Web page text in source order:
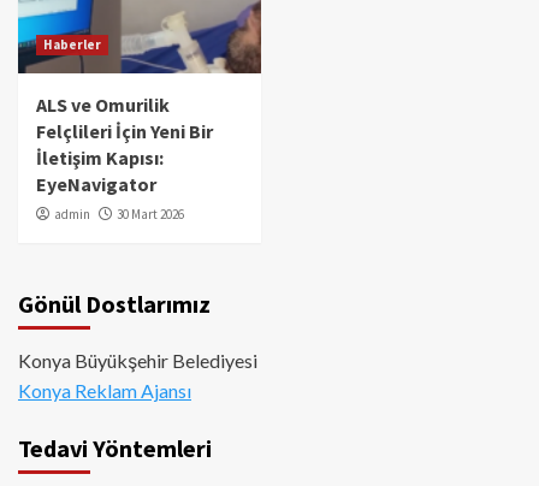
Haberler
ALS ve Omurilik
Felçlileri İçin Yeni Bir
İletişim Kapısı:
EyeNavigator
admin 30 Mart 2026
Gönül Dostlarımız
Konya Büyükşehir Belediyesi
Konya Reklam Ajansı
Tedavi Yöntemleri